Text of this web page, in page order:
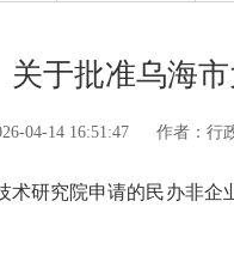
关于批准乌海
04-14 16:51:47 作者：行
究院申请的民办非企